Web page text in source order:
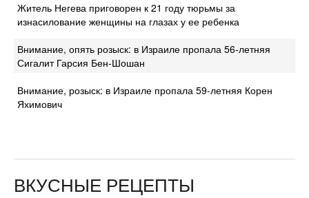
Житель Негева приговорен к 21 году тюрьмы за
изнасилование женщины на глазах у ее ребенка
Внимание, опять розыск: в Израиле пропала 56-летняя
Сигалит Гарсия Бен-Шошан
Внимание, розыск: в Израиле пропала 59-летняя Корен
Яхимович
ВКУСНЫЕ РЕЦЕПТЫ